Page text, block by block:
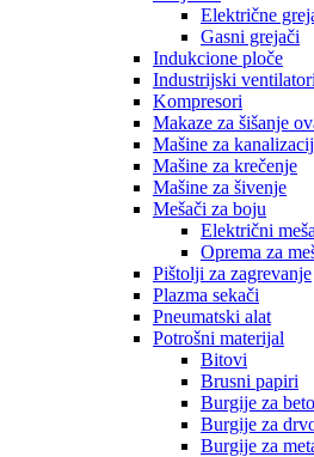
Električne
Gasni grejači
Indukcione ploče
Industrijski ventilatori
Kompresori
Makaze za šišanje
Mašine za
Mašine za krečenje
Mašine za šivenje
Mešači za boju
Električni
Oprema za
Pištolji za zagrevanje
Plazma sekači
Pneumatski alat
Potrošni materijal
Bitovi
Brusni papiri
Burgije za
Burgije za
Burgije za